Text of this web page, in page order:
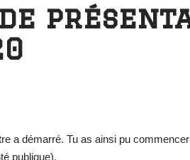
a démarré. Tu as ainsi pu
publique).